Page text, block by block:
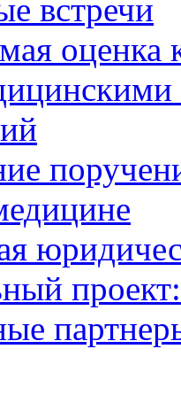
встречи
оценка